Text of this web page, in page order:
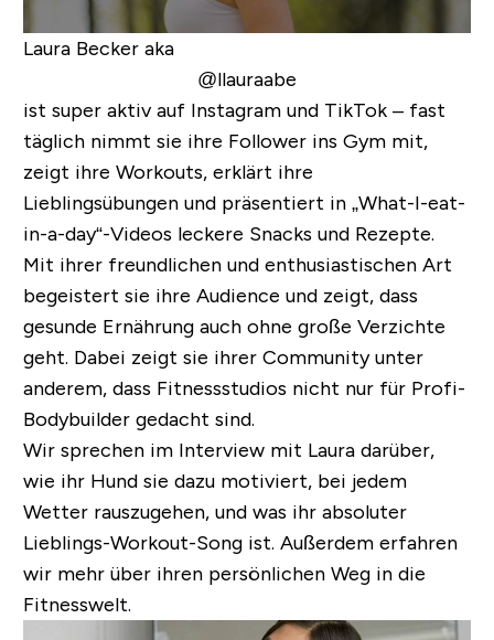
Laura Becker aka
@llauraabe
ist super aktiv auf Instagram und TikTok – fast
täglich nimmt sie ihre Follower ins Gym mit,
zeigt ihre Workouts, erklärt ihre
Lieblingsübungen und präsentiert in „What-I-eat-
in-a-day“-Videos leckere Snacks und Rezepte.
Mit ihrer freundlichen und enthusiastischen Art
begeistert sie ihre Audience und zeigt, dass
gesunde Ernährung auch ohne große Verzichte
geht. Dabei zeigt sie ihrer Community unter
anderem, dass Fitnessstudios nicht nur für Profi-
Bodybuilder gedacht sind.
Wir sprechen im Interview mit Laura darüber,
wie ihr Hund sie dazu motiviert, bei jedem
Wetter rauszugehen, und was ihr absoluter
Lieblings-Workout-Song ist. Außerdem erfahren
wir mehr über ihren persönlichen Weg in die
Fitnesswelt.